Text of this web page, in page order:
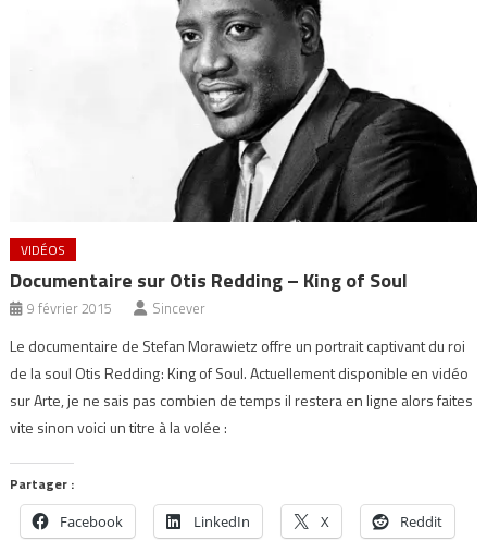
VIDÉOS
Documentaire sur Otis Redding – King of Soul
9 février 2015 Sincever
Le documentaire de Stefan Morawietz offre un portrait captivant du roi
de la soul Otis Redding : King of Soul. Actuellement disponible en vidéo
sur Arte, je ne sais pas combien de temps il restera en ligne alors faites
vite sinon voici un titre à la volée :
Partager :
Facebook LinkedIn X Reddit